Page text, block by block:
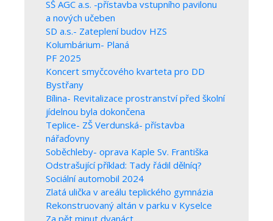
SŠ AGC a.s. -přístavba vstupního pavilonu
a nových učeben
SD a.s.- Zateplení budov HZS
Kolumbárium- Planá
PF 2025
Koncert smyčcového kvarteta pro DD
Bystřany
Bílina- Revitalizace prostranství před školní
jídelnou byla dokončena
Teplice- ZŠ Verdunská- přístavba
nářaďovny
Soběchleby- oprava Kaple Sv. Františka
Odstrašující příklad: Tady řádil dělníq?
Sociální automobil 2024
Zlatá ulička v areálu teplického gymnázia
Rekonstruovaný altán v parku v Kyselce
Za pět minut dvanáct…